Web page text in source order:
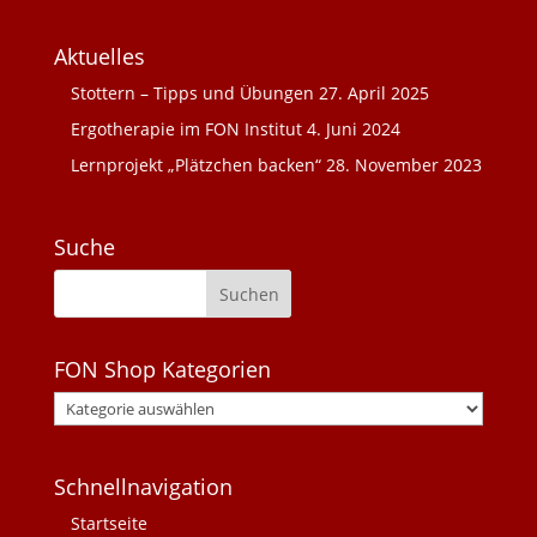
Aktuelles
Stottern – Tipps und Übungen 27. April 2025
Ergotherapie im FON Institut 4. Juni 2024
Lernprojekt „Plätzchen backen“ 28. November 2023
Suche
FON Shop Kategorien
Schnellnavigation
Startseite